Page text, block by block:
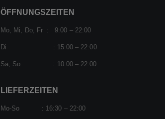
ÖFFNUNGSZEITEN
Mo, Mi, Do, Fr : 9:00 – 22:00
Di : 15:00 – 22:00
Sa, So : 10:00 – 22:00
LIEFERZEITEN
Mo-So : 16:30 – 22:00